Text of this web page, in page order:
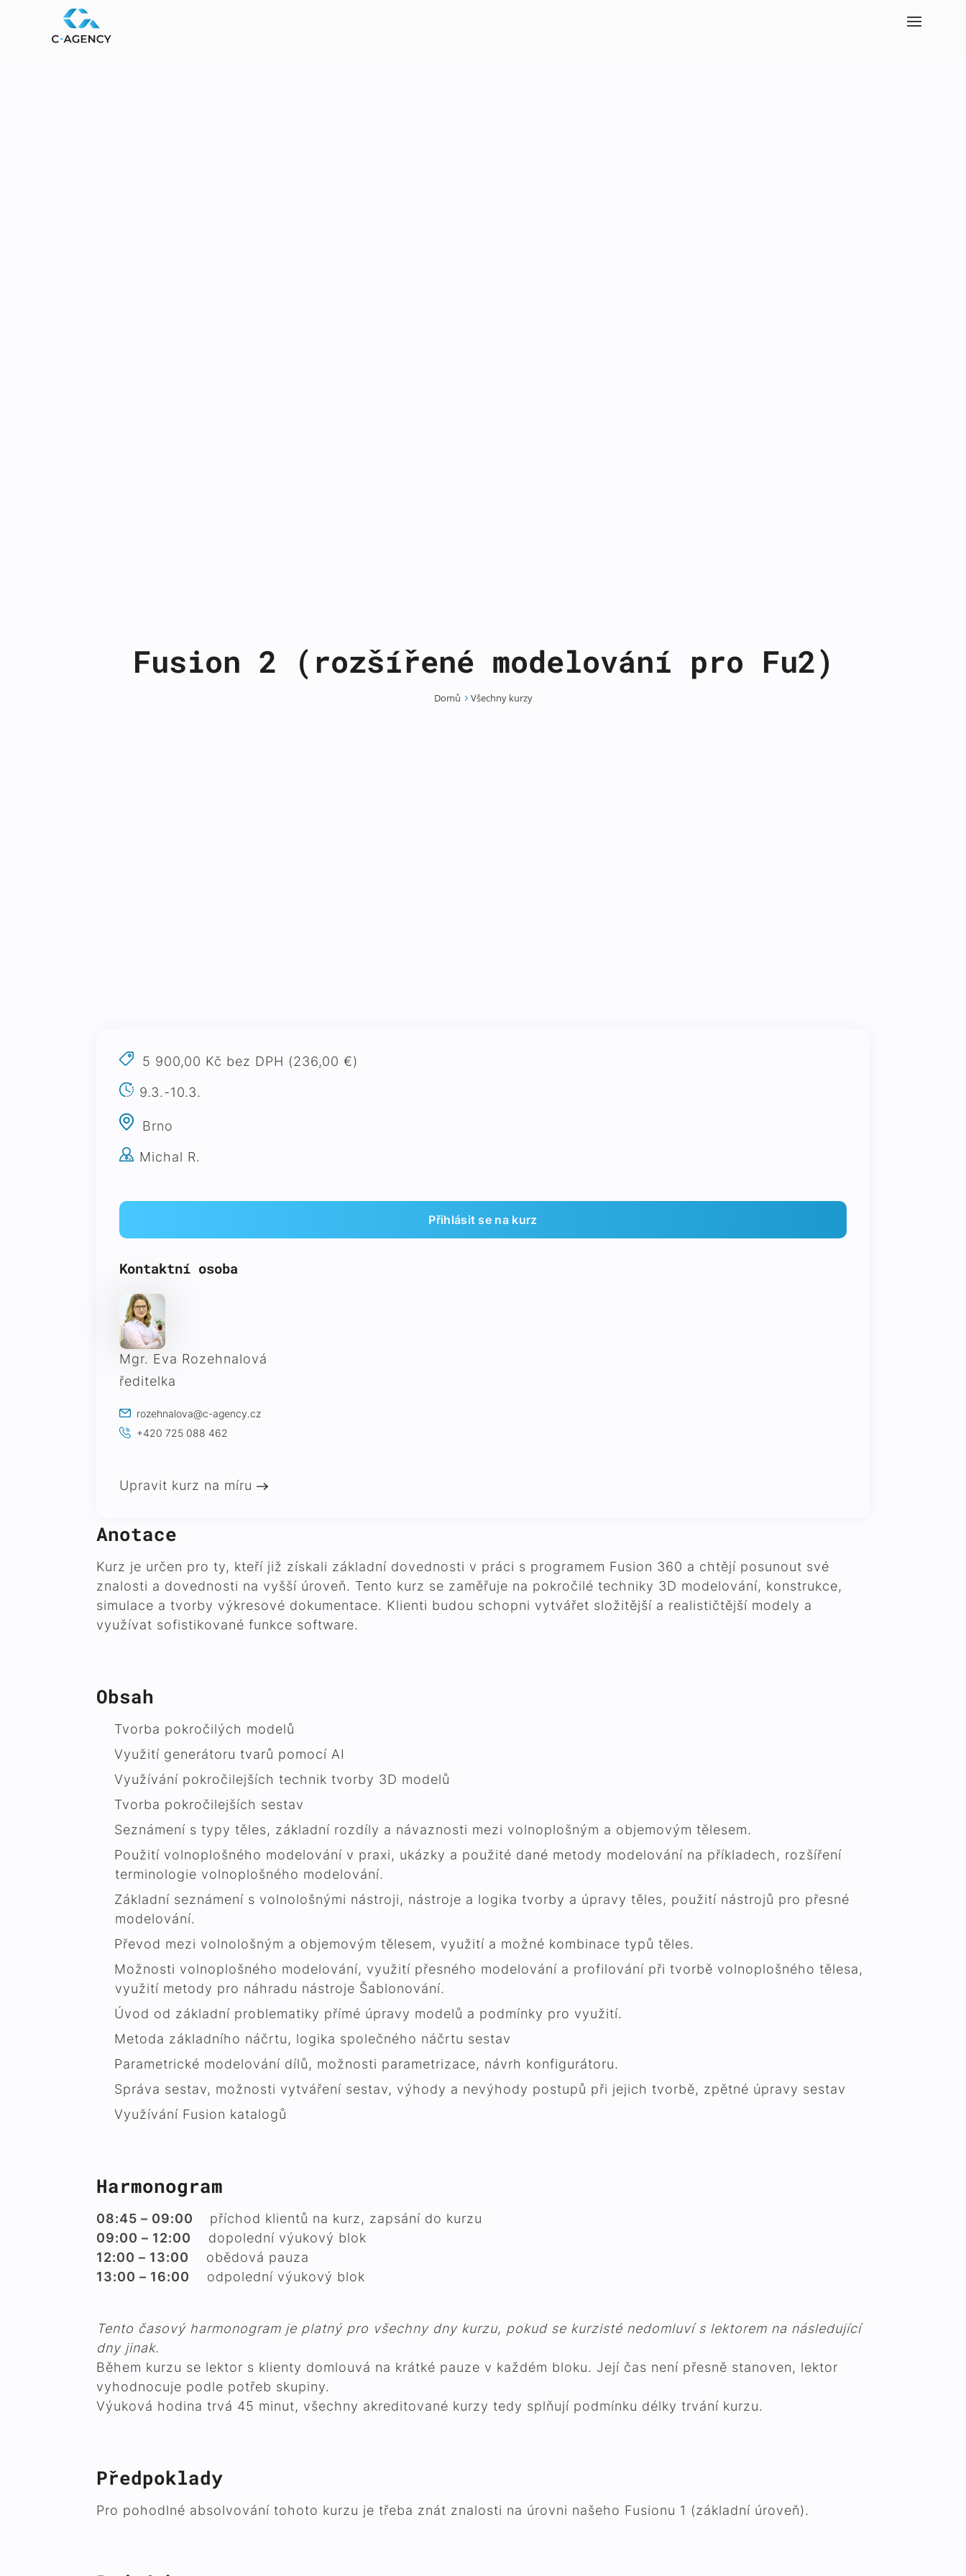
Fusion 2 (rozšířené modelování pro Fu2)
Domů 5 Všechny kurzy
Anotace
Kurz je určen pro ty, kteří již získali základní dovednosti v práci s programem Fusion 360 a chtějí posunout své
znalosti a dovednosti na vyšší úroveň. Tento kurz se zaměřuje na pokročilé techniky 3D modelování, konstrukce,
simulace a tvorby výkresové dokumentace. Klienti budou schopni vytvářet složitější a realističtější modely a
využívat sofistikované funkce software.
Obsah
Tvorba pokročilých modelů
Využití generátoru tvarů pomocí AI
Využívání pokročilejších technik tvorby 3D modelů
Tvorba pokročilejších sestav
Seznámení s typy těles, základní rozdíly a návaznosti mezi volnoplošným a objemovým tělesem.
Použití volnoplošného modelování v praxi, ukázky a použité dané metody modelování na příkladech, rozšíření
terminologie volnoplošného modelování.
Základní seznámení s volnološnými nástroji, nástroje a logika tvorby a úpravy těles, použití nástrojů pro přesné
modelování.
Převod mezi volnološným a objemovým tělesem, využití a možné kombinace typů těles.
Možnosti volnoplošného modelování, využití přesného modelování a profilování při tvorbě volnoplošného tělesa,
využití metody pro náhradu nástroje Šablonování.
Úvod od základní problematiky přímé úpravy modelů a podmínky pro využití.
Metoda základního náčrtu, logika společného náčrtu sestav
Parametrické modelování dílů, možnosti parametrizace, návrh konfigurátoru.
Správa sestav, možnosti vytváření sestav, výhody a nevýhody postupů při jejich tvorbě, zpětné úpravy sestav
Využívání Fusion katalogů
Harmonogram
08:45 – 09:00
příchod klientů na kurz, zapsání do kurzu
09:00 – 12:00
dopolední výukový blok
12:00 – 13:00
obědová pauza
13:00 – 16:00
odpolední výukový blok
Tento časový harmonogram je platný pro všechny dny kurzu, pokud se kurzisté nedomluví s lektorem na následující
dny jinak.
Během kurzu se lektor s klienty domlouvá na krátké pauze v každém bloku. Její čas není přesně stanoven, lektor
vyhodnocuje podle potřeb skupiny.
Výuková hodina trvá 45 minut, všechny akreditované kurzy tedy splňují podmínku délky trvání kurzu.
Předpoklady
Pro pohodlné absolvování tohoto kurzu je třeba znát znalosti na úrovni našeho Fusionu 1 (základní úroveň).
5 900,00 Kč bez DPH (236,00 €)
9.3.-10.3.
Brno
Michal R.
Kontaktní osoba
Mgr. Eva Rozehnalová
ředitelka
rozehnalova@c-agency.cz
+420 725 088 462
Upravit kurz na míru